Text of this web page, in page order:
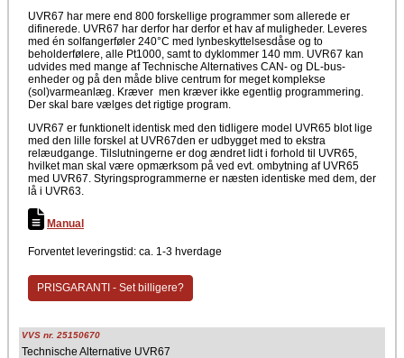
UVR67 har mere end 800 forskellige programmer som allerede er
difinerede. UVR67 har derfor har derfor et hav af muligheder. Leveres
med én solfangerføler 240°C med lynbeskyttelsesdåse og to
beholderfølere, alle Pt1000, samt to dyklommer 140 mm. UVR67 kan
udvides med mange af Technische Alternatives CAN- og DL-bus-
enheder og på den måde blive centrum for meget komplekse
(sol)varmeanlæg. Kræver men kræver ikke egentlig programmering.
Der skal bare vælges det rigtige program.
​​​​​​UVR67 er funktionelt identisk med den tidligere model UVR65 blot lige
med den lille forskel at UVR67den er udbygget med to ekstra
relæudgange. Tilslutningerne er dog ændret lidt i forhold til UVR65,
hvilket man skal være opmærksom på ved evt. ombytning af UVR65
med UVR67. Styringsprogrammerne er næsten identiske med dem, der
lå i UVR63.
Manual
Forventet leveringstid: ca. 1-3 hverdage
PRISGARANTI - Set billigere?
VVS nr. 25150670
Technische Alternative UVR67